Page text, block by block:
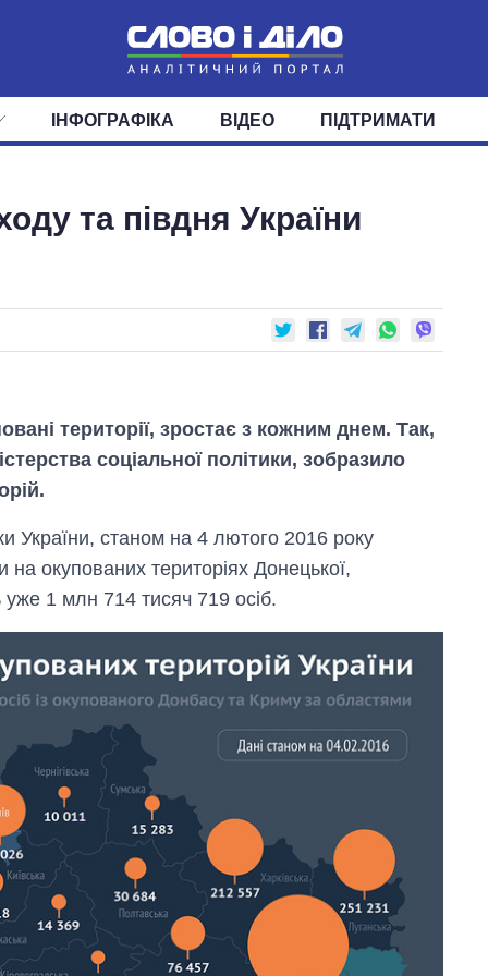
ПОЛІТИКА ЕКОНОМІКА СУСПІЛЬСТВО
ДЕПУТАТИ КОМІТЕТИ ФРАКЦІЇ ОКРУГИ
ІНФОГРАФІКА ВІДЕО ПІДТРИМАТИ
та півдня України
території, зростає з кожним днем. Так,
соціальної політики, зобразило
України, станом на 4 лютого 2016 року
окупованих територіях Донецької,
уже 1 млн 714 тисяч 719 осіб.